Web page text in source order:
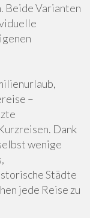
Beide Varianten
–
Dank
wenige
Städte
jede Reise zu